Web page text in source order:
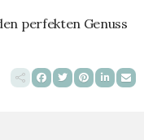
perfekten Genuss